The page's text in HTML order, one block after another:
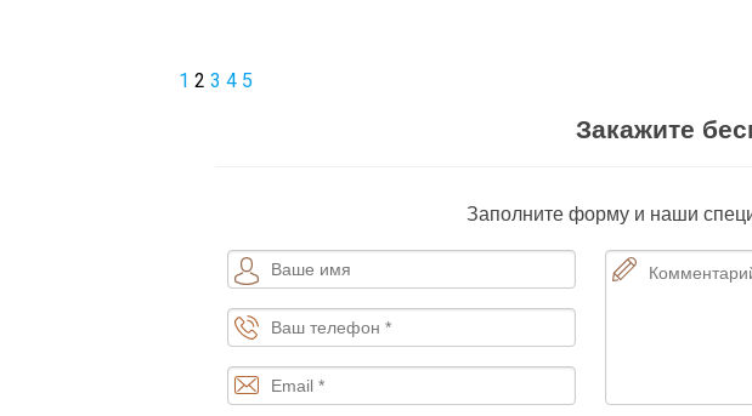
1 2 3 4 5
Закажите
Заполните форму и наши